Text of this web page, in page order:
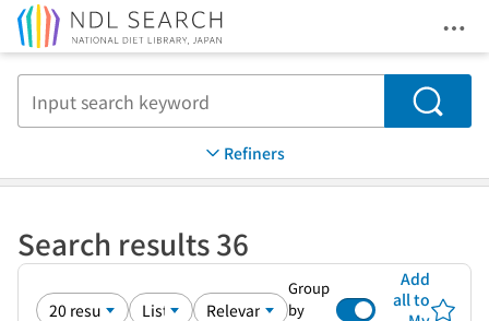
Search
Refiners
Search results 36
Group
by
Add
all to